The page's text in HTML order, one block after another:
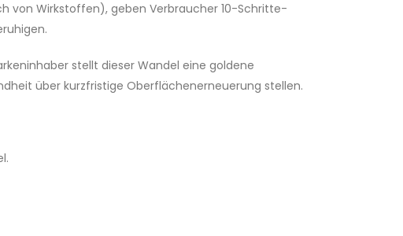
von Wirkstoffen), geben Verbraucher 10-Schritte-
stellt dieser Wandel eine goldene
über kurzfristige Oberflächenerneuerung stellen.